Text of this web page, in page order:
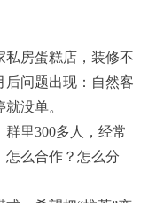
私房蛋糕店，装修不
后问题出现：自然客
没单。
里300多人，经常
怎么合作？怎么分